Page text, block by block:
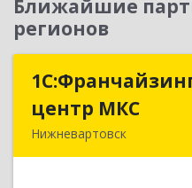
Ближайшие
регионов
центр МКС
Нижневартовск